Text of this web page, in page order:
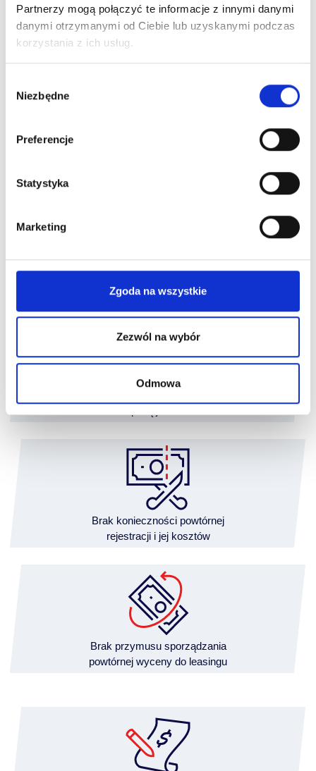
Partnerzy mogą połączyć te informacje z innymi danymi
danymi otrzymanymi od Ciebie lub uzyskanymi podczas
korzystania z ich usług.
zgody
Niezbędne
Preferencje
Statystyka
Marketing
Zgoda na wszystkie
Zezwól na wybór
Odmowa
Ciebie
informacje
niezbędne
najkorzystniejszą
ofertę Leasingu
Dlaczego warto?
Brak konieczności powtórnej
rejestracji i jej kosztów
Brak przymusu sporządzania
powtórnej wyceny do leasingu